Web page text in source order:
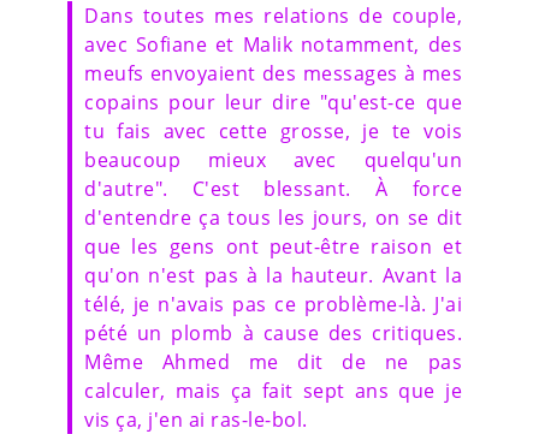
Dans toutes mes relations de couple,
avec Sofiane et Malik notamment, des
meufs envoyaient des messages à mes
copains pour leur dire "qu'est-ce que
tu fais avec cette grosse, je te vois
beaucoup mieux avec quelqu'un
d'autre". C'est blessant. À force
d'entendre ça tous les jours, on se dit
que les gens ont peut-être raison et
qu'on n'est pas à la hauteur. Avant la
télé, je n'avais pas ce problème-là. J'ai
pété un plomb à cause des critiques.
Même Ahmed me dit de ne pas
calculer, mais ça fait sept ans que je
vis ça, j'en ai ras-le-bol.